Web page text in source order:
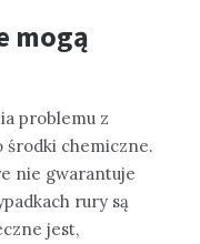
mogą
problemu z
środki chemiczne.
nie gwarantuje
rury są
jest,